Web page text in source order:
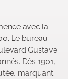
avec la
Le bureau
Gustave
Dès 1901,
marquant